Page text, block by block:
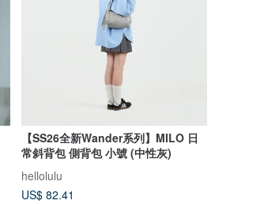
【SS26全新Wander系列】MILO 日
常斜背包 側背包 小號 (中性灰)
hellolulu
US$ 82.41